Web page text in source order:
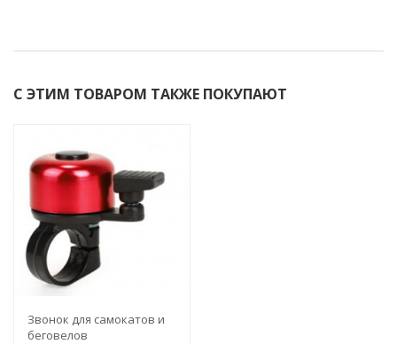
С ЭТИМ ТОВАРОМ ТАКЖЕ ПОКУПАЮТ
Звонок для самокатов и
беговелов